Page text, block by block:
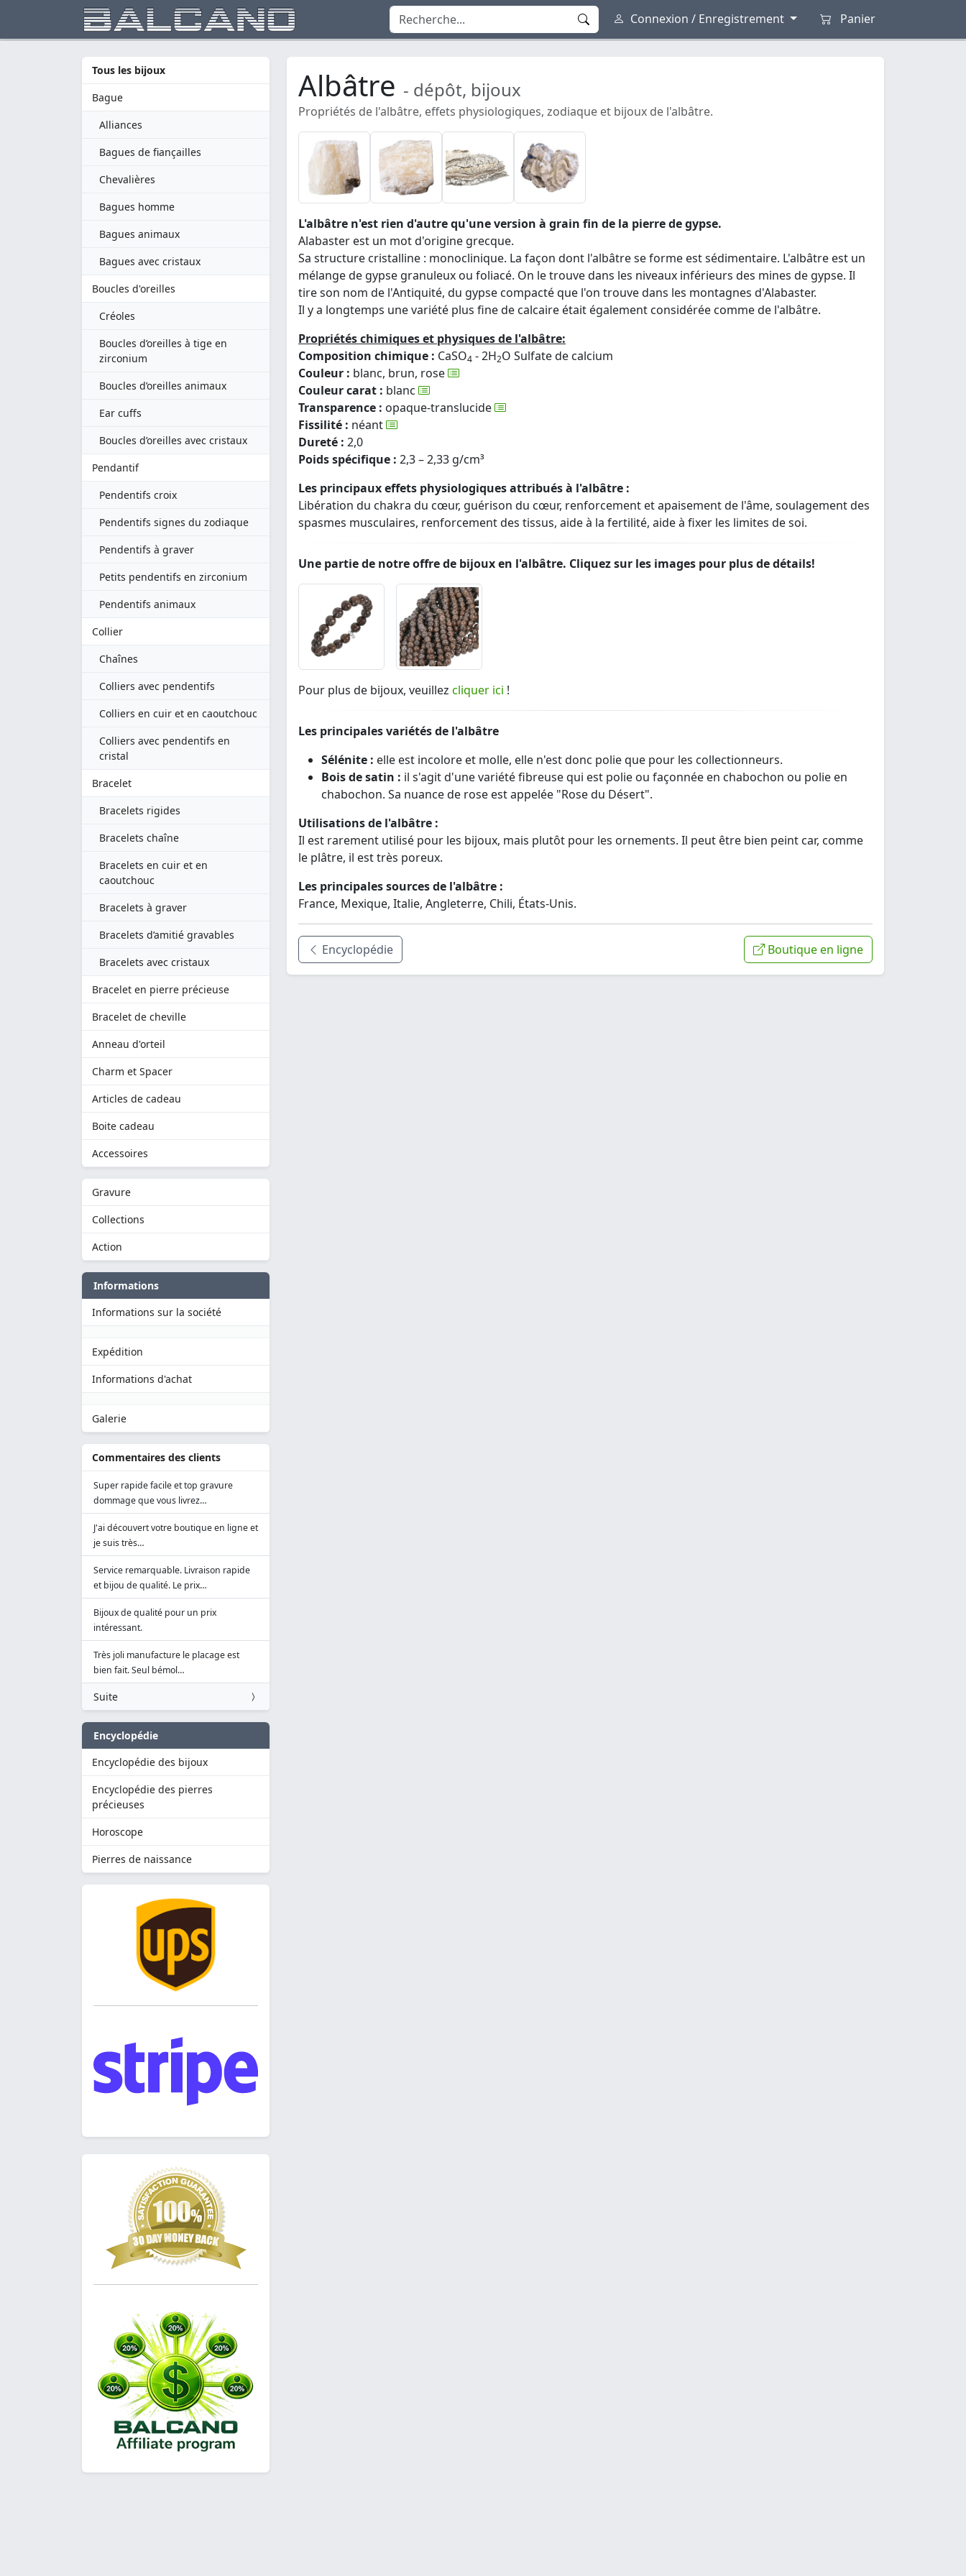
Connexion / Enregistrement Panier
Tous les bijoux
Bague
Alliances
Bagues de fiançailles
Chevalières
Bagues homme
Bagues animaux
Bagues avec cristaux
Boucles d'oreilles
Créoles
Boucles d’oreilles à tige en
zirconium
Boucles d’oreilles animaux
Ear cuffs
Boucles d’oreilles avec cristaux
Pendantif
Pendentifs croix
Pendentifs signes du zodiaque
Pendentifs à graver
Petits pendentifs en zirconium
Pendentifs animaux
Collier
Chaînes
Colliers avec pendentifs
Colliers en cuir et en caoutchouc
Colliers avec pendentifs en
cristal
Bracelet
Bracelets rigides
Bracelets chaîne
Bracelets en cuir et en
caoutchouc
Bracelets à graver
Bracelets d’amitié gravables
Bracelets avec cristaux
Bracelet en pierre précieuse
Bracelet de cheville
Anneau d'orteil
Charm et Spacer
Articles de cadeau
Boite cadeau
Accessoires
Gravure
Collections
Action
Informations
Informations sur la société
Expédition
Informations d'achat
Galerie
Commentaires des clients
Super rapide facile et top gravure
dommage que vous livrez…
J'ai découvert votre boutique en ligne et
je suis très…
Service remarquable. Livraison rapide
et bijou de qualité. Le prix…
Bijoux de qualité pour un prix
intéressant.
Très joli manufacture le placage est
bien fait. Seul bémol…
Suite
Encyclopédie
Encyclopédie des bijoux
Encyclopédie des pierres
précieuses
Horoscope
Pierres de naissance
Albâtre - dépôt, bijoux
Propriétés de l'albâtre, effets physiologiques, zodiaque et bijoux de l'albâtre.
L'albâtre n'est rien d'autre qu'une version à grain fin de la pierre de gypse.
Alabaster est un mot d'origine grecque.
Sa structure cristalline : monoclinique. La façon dont l'albâtre se forme est sédimentaire. L'albâtre est un
mélange de gypse granuleux ou foliacé. On le trouve dans les niveaux inférieurs des mines de gypse. Il
tire son nom de l'Antiquité, du gypse compacté que l'on trouve dans les montagnes d'Alabaster.
Il y a longtemps une variété plus fine de calcaire était également considérée comme de l'albâtre.
Propriétés chimiques et physiques de l'albâtre:
Composition chimique : CaSO4 - 2H2O Sulfate de calcium
Couleur : blanc, brun, rose
Couleur carat : blanc
Transparence : opaque-translucide
Fissilité : néant
Dureté : 2,0
Poids spécifique : 2,3 – 2,33 g/cm³
Les principaux effets physiologiques attribués à l'albâtre :
Libération du chakra du cœur, guérison du cœur, renforcement et apaisement de l'âme, soulagement des
spasmes musculaires, renforcement des tissus, aide à la fertilité, aide à fixer les limites de soi.
Une partie de notre offre de bijoux en l'albâtre. Cliquez sur les images pour plus de détails!
Pour plus de bijoux, veuillez cliquer ici !
Les principales variétés de l'albâtre
Sélénite : elle est incolore et molle, elle n'est donc polie que pour les collectionneurs.
Bois de satin : il s'agit d'une variété fibreuse qui est polie ou façonnée en chabochon ou polie en
chabochon. Sa nuance de rose est appelée "Rose du Désert".
Utilisations de l'albâtre :
Il est rarement utilisé pour les bijoux, mais plutôt pour les ornements. Il peut être bien peint car, comme
le plâtre, il est très poreux.
Les principales sources de l'albâtre :
France, Mexique, Italie, Angleterre, Chili, États-Unis.
Encyclopédie Boutique en ligne